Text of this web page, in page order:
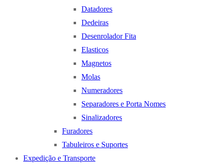
Datadores
Dedeiras
Desenrolador Fita
Elasticos
Magnetos
Molas
Numeradores
Separadores e Porta Nomes
Sinalizadores
Furadores
Tabuleiros e Suportes
Expedição e Transporte